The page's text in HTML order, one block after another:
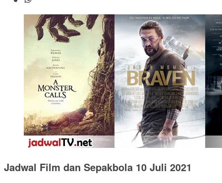
Jadwal Film dan Sepakbola 10 Juli 2021